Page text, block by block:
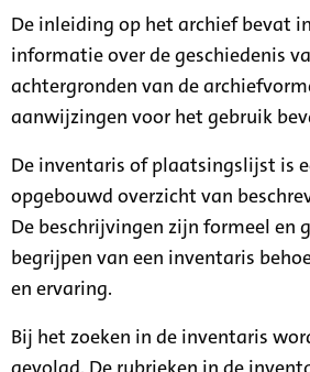
De inleiding op het archief bevat
informatie over de geschiedenis
achtergronden van de
aanwijzingen voor het gebruik
De inventaris of plaatsingslijst is
opgebouwd overzicht van
De beschrijvingen zijn formeel en
begrijpen van een inventaris
en ervaring.
Bij het zoeken in de inventaris